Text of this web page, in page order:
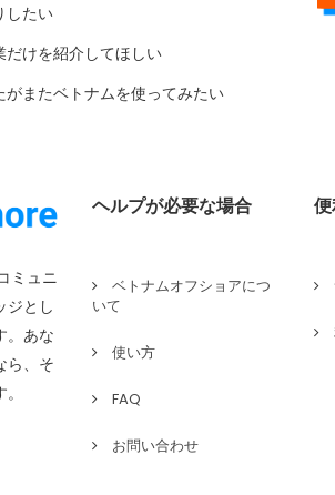
したい
けを紹介してほしい
またベトナムを使ってみたい
ミュニ
ジとし
。あな
ら、そ
ヘルプが必要な場合
ベトナムオフショアにつ
いて
使い方
FAQ
お問い合わせ
便